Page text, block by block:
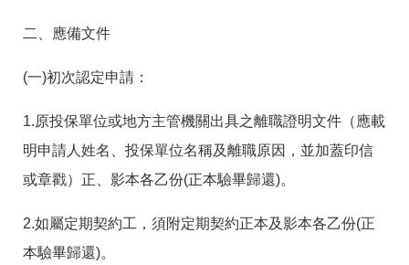
雲
南
資
源
手
冊
RSS
隱
權
政
網
二、應備文件
(一)初次認定申請：
1.原投保單位或地方主管機關出具之離職證明文件（應載
明申請人姓名、投保單位名稱及離職原因，並加蓋印信
或章戳）正、影本各乙份(正本驗畢歸還)。
2.如屬定期契約工，須附定期契約正本及影本各乙份(正
本驗畢歸還)。